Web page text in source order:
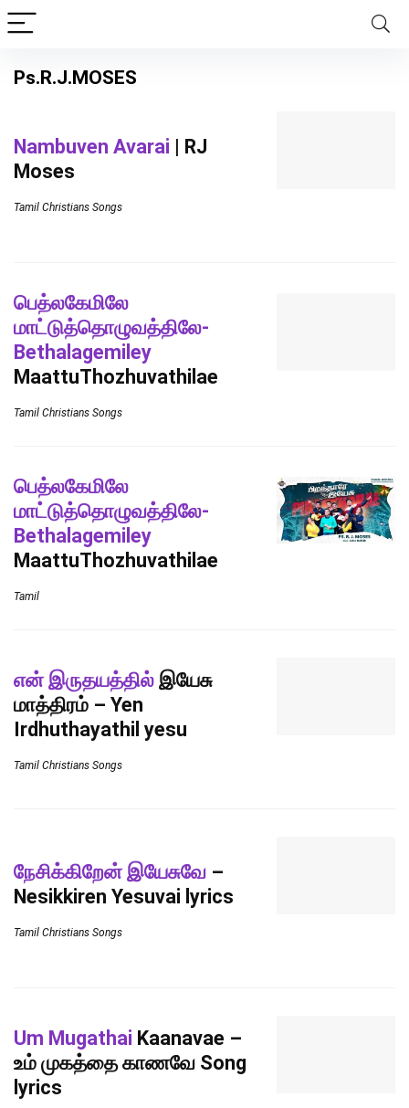
Ps.R.J.MOSES
Nambuven Avarai | RJ
Moses
Tamil Christians Songs
பெத்லகேமிலே
மாட்டுத்தொழுவத்திலே-
Bethalagemiley
MaattuThozhuvathilae
Tamil Christians Songs
பெத்லகேமிலே
மாட்டுத்தொழுவத்திலே-
Bethalagemiley
MaattuThozhuvathilae
Tamil
என் இருதயத்தில் இயேசு
மாத்திரம் – Yen
Irdhuthayathil yesu
Tamil Christians Songs
நேசிக்கிறேன் இயேசுவே –
Nesikkiren Yesuvai lyrics
Tamil Christians Songs
Um Mugathai Kaanavae –
உம் முகத்தை காணவே Song
lyrics